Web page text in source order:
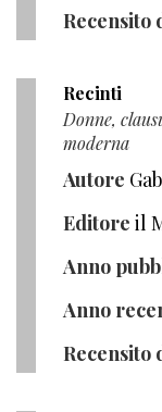
Recensito
Recinti
Donne,
moderna
Autore
Editore il
Anno
Anno
Recensito